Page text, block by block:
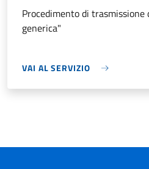
Procedimento di
generica"
VAI AL SERVIZIO